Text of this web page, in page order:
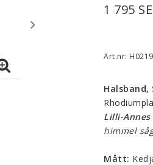
1 795
Art.nr: H0219
Halsband,
Lilli-
himmel
Mått: